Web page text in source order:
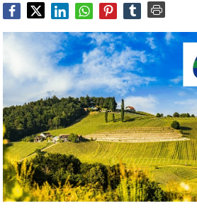
e
tutte
le
comparto
Horeca.